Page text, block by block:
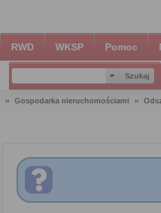
RWD WKSP Pomoc
Gospodarka nieruchomościami